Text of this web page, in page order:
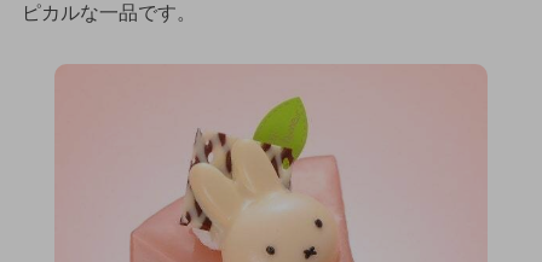
ピカルな一品です。